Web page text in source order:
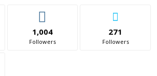
1,004
Followers
271
Followers